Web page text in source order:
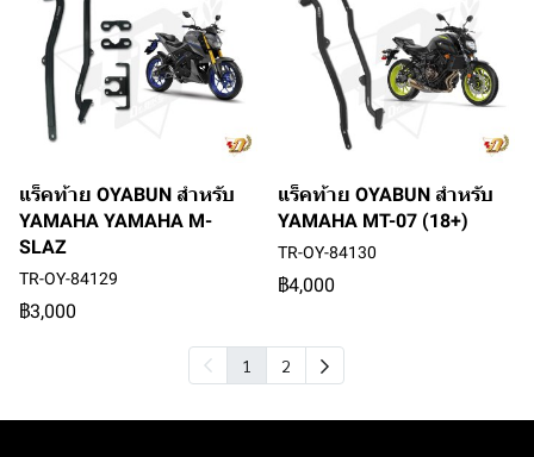
แร็คท้าย OYABUN สำหรับ
YAMAHA YAMAHA M-
SLAZ
TR-OY-84129
฿3,000
แร็คท้าย OYABUN สำหรับ
YAMAHA MT-07 (18+)
TR-OY-84130
฿4,000
1 2